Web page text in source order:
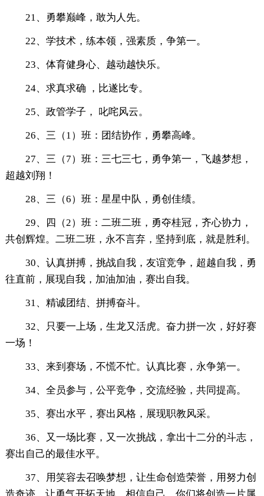
21、勇攀巅峰，敢为人先。
22、学技术，练本领，强素质，争第一。
23、体育健身心、越动越快乐。
24、求真求确 ，比遂比专。
25、政管学子， 叱咤风云。
26、三（1）班：团结协作，勇攀高峰。
27、三（7）班：三七三七，勇争第一，飞越梦想，
超越刘翔！
28、三（6）班：星星中队，勇创佳绩。
29、四（2）班：二班二班，勇夺桂冠，齐心协力，
共创辉煌。二班二班，永不言弃，坚持到底，就是胜利。
30、认真拼搏，挑战自我，友谊竞争，超越自我，勇
往直前，展现自我，加油加油，赛出自我。
31、精诚团结、拼搏奋斗。
32、只要一上场，生龙又活虎。奋力拼一次，好好赛
一场！
33、来到赛场，不慌不忙。认真比赛，永争第一。
34、全员参与，公平竞争，交流经验，共同提高。
35、赛出水平，赛出风格，展现职教风采。
36、又一场比赛，又一次挑战，拿出十二分的斗志，
赛出自己的最佳水平。
37、用笑容去召唤梦想，让生命创造荣誉，用努力创